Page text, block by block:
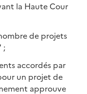
la Haute Cour
de projets
;
accordés par
un projet de
approuve